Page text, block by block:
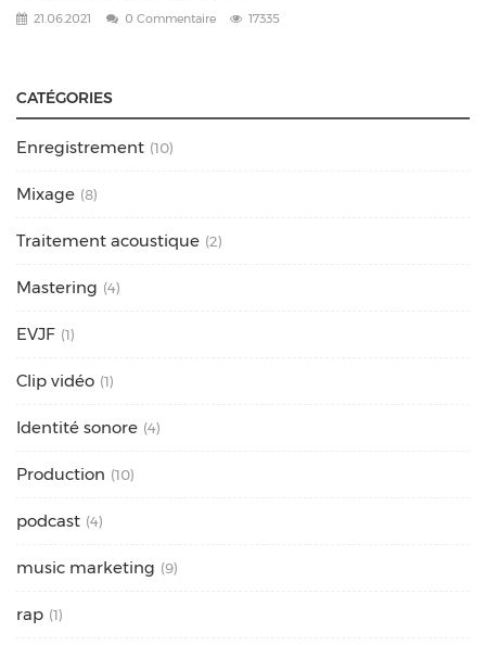
21.06.2021 0 Commentaire 17335
CATÉGORIES
Enregistrement (10)
Mixage (8)
Traitement acoustique (2)
Mastering (4)
EVJF (1)
Clip vidéo (1)
Identité sonore (4)
Production (10)
podcast (4)
music marketing (9)
rap (1)